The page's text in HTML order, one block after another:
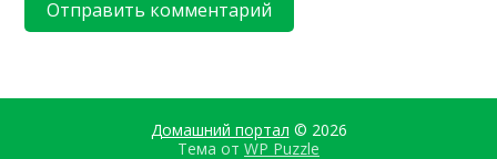
Домашний портал © 2026
Тема от WP Puzzle